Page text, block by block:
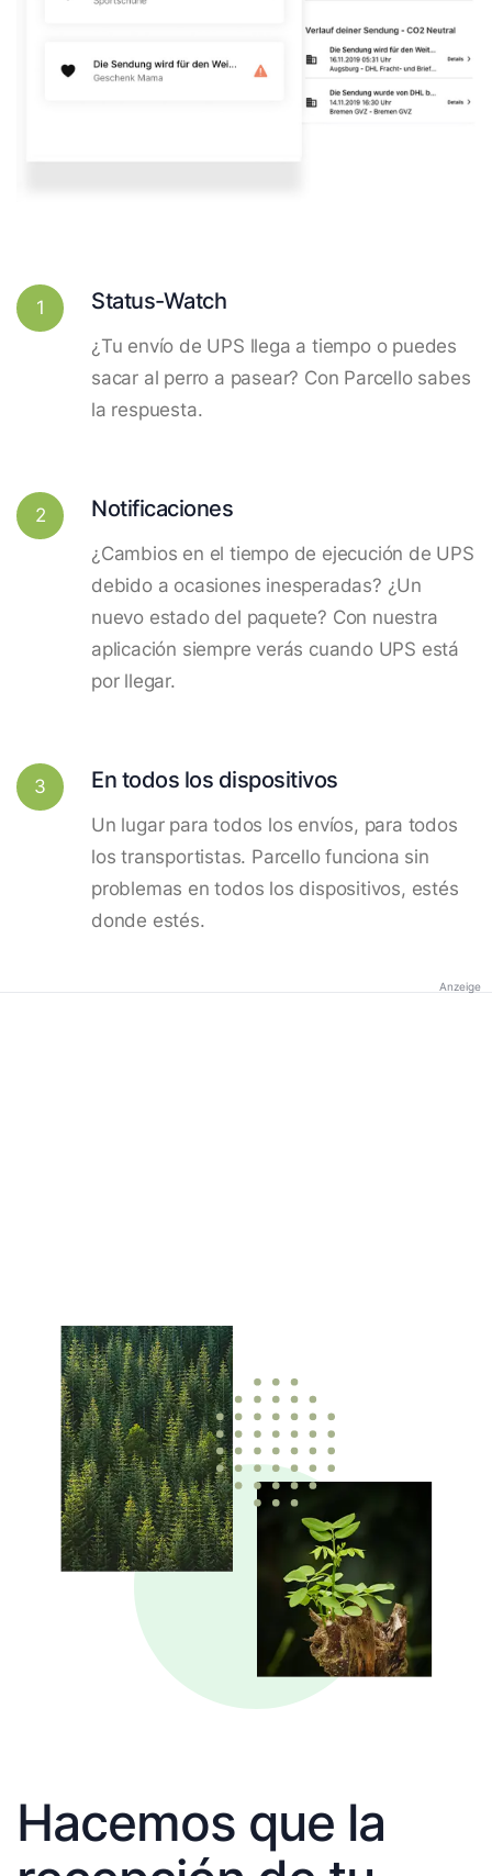
1 Status-Watch
¿Tu envío de UPS llega a tiempo o puedes
sacar al perro a pasear? Con Parcello sabes
la respuesta.
2 Notificaciones
¿Cambios en el tiempo de ejecución de UPS
debido a ocasiones inesperadas? ¿Un
nuevo estado del paquete? Con nuestra
aplicación siempre verás cuando UPS está
por llegar.
3 En todos los dispositivos
Un lugar para todos los envíos, para todos
los transportistas. Parcello funciona sin
problemas en todos los dispositivos, estés
donde estés.
Anzeige
Hacemos que la